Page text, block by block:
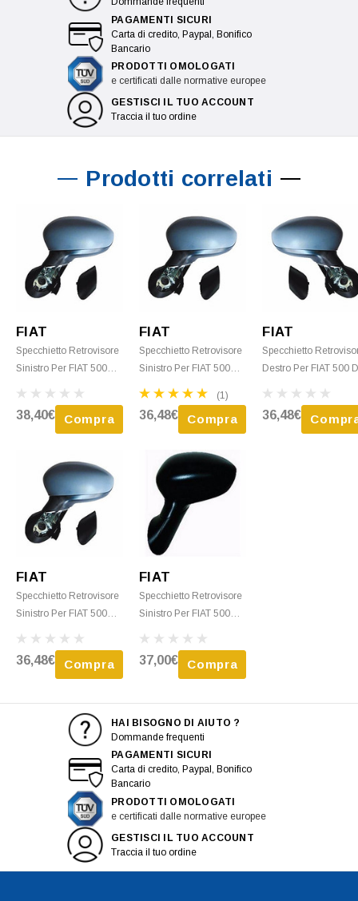
PAGAMENTI SICURI
Carta di credito, Paypal, Bonifico
Bancario
PRODOTTI OMOLOGATI
e certificati dalle normative europee
GESTISCI IL TUO ACCOUNT
Traccia il tuo ordine
Prodotti correlati
FIAT
Specchietto Retrovisore
Sinistro Per FIAT 500
Primer, Termico, Nuovo
38,40€ Compra
FIAT
Specchietto Retrovisore
Sinistro Per FIAT 500
Dal 2007 Al 2015
Elettrico, Con Primer,
Nuovo
(1)
36,48€ Compra
FIAT
Specchietto
Destro Per FIAT 500
Con Primer Nuovo
36,48€
FIAT
Specchietto Retrovisore
Sinistro Per FIAT 500
Primer, Nuovo
36,48€ Compra
FIAT
Specchietto Retrovisore
Sinistro Per FIAT 500
Elettrico, Termico, Nero,
Nuovo
37,00€ Compra
HAI BISOGNO DI AIUTO ?
Dommande frequenti
PAGAMENTI SICURI
Carta di credito, Paypal, Bonifico
Bancario
PRODOTTI OMOLOGATI
e certificati dalle normative europee
GESTISCI IL TUO ACCOUNT
Traccia il tuo ordine